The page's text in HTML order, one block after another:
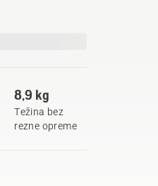
8,9 kg
Težina bez
rezne opreme